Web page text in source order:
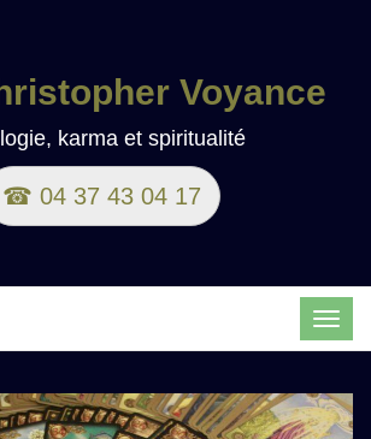
Voyance
karma et spiritualité
☎ 04 37 43 04 17